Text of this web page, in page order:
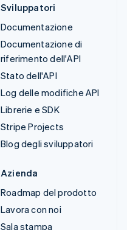
Sviluppatori
Documentazione
Documentazione di
riferimento dell'API
Stato dell'API
Log delle modifiche API
Librerie e SDK
Stripe Projects
Blog degli sviluppatori
Azienda
Roadmap del prodotto
Lavora con noi
Sala stampa